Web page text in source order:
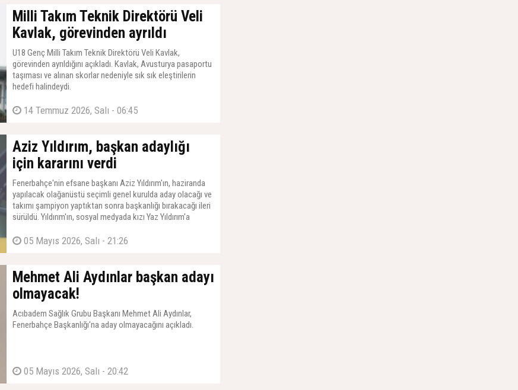
Milli Takım Teknik Direktörü Veli
Kavlak, görevinden ayrıldı
U18 Genç Milli Takım Teknik Direktörü Veli Kavlak,
görevinden ayrıldığını açıkladı. Kavlak, Avusturya pasaportu
taşıması ve alınan skorlar nedeniyle sık sık eleştirilerin
hedefi halindeydi.
14 Temmuz 2026, Salı - 06:45
Aziz Yıldırım, başkan adaylığı
için kararını verdi
Fenerbahçe'nin efsane başkanı Aziz Yıldırım'ın, haziranda
yapılacak olağanüstü seçimli genel kurulda aday olacağı ve
takımı şampiyon yaptıktan sonra başkanlığı bırakacağı ileri
sürüldü. Yıldırım'ın, sosyal medyada kızı Yaz Yıldırım'a
bir ekiple göreve hazırlandığı kaydedildi.
05 Mayıs 2026, Salı - 21:26
Mehmet Ali Aydınlar başkan adayı
olmayacak!
Acıbadem Sağlık Grubu Başkanı Mehmet Ali Aydınlar,
Fenerbahçe Başkanlığı'na aday olmayacağını açıkladı.
05 Mayıs 2026, Salı - 20:42